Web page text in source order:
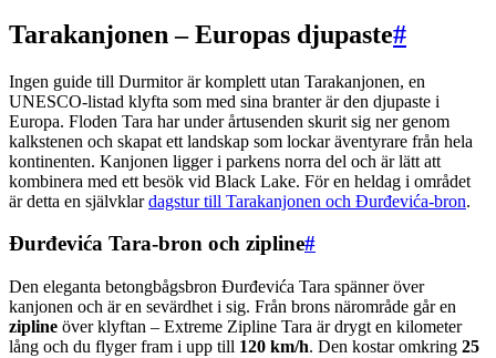
Tarakanjonen – Europas djupaste#
Ingen guide till Durmitor är komplett utan Tarakanjonen, en
UNESCO-listad klyfta som med sina branter är den djupaste i
Europa. Floden Tara har under årtusenden skurit sig ner genom
kalkstenen och skapat ett landskap som lockar äventyrare från hela
kontinenten. Kanjonen ligger i parkens norra del och är lätt att
kombinera med ett besök vid Black Lake. För en heldag i området
är detta en självklardagstur till Tarakanjonen och Đurđevića-bron.
Đurđevića Tara-bron och zipline#
Den eleganta betongbågsbron Đurđevića Tara spänner över
kanjonen och är en sevärdhet i sig. Från brons närområde går en
zipline över klyftan – Extreme Zipline Tara är drygt en kilometer
lång och du flyger fram i upp till 120 km/h. Den kostar omkring 25